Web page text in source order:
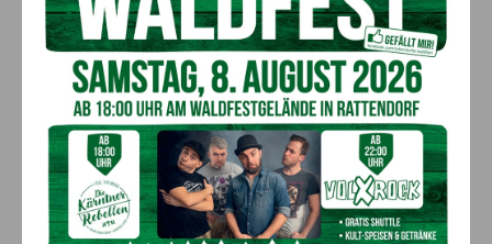
AKTUELLES
„Sein Charakter bleibt unersetzbar“ –
Fußballverein nimmt Abschied
Aktuell 7. August 2026
Bargeld im Bankomaten vergessen –